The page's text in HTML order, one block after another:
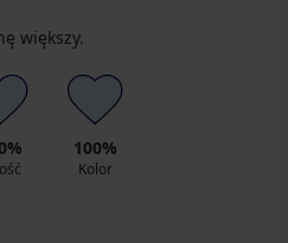
większy.
100%
Kolor